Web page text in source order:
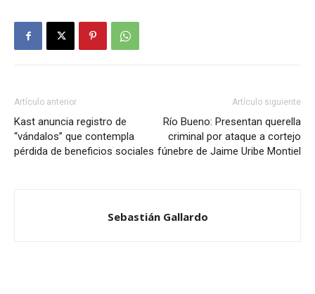
Artículo anterior
Kast anuncia registro de
“vándalos” que contempla
pérdida de beneficios sociales
Artículo siguiente
Río Bueno: Presentan querella
criminal por ataque a cortejo
fúnebre de Jaime Uribe Montiel
Sebastián Gallardo